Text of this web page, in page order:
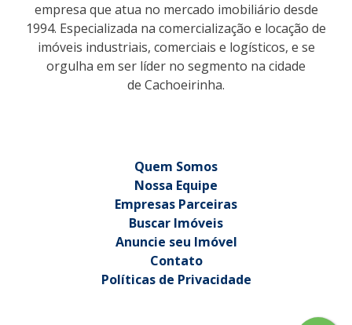
empresa que atua no mercado imobiliário desde
1994. Especializada na comercialização e locação de
imóveis industriais, comerciais e logísticos, e se
orgulha em ser líder no segmento na cidade
de Cachoeirinha.
Quem Somos
Nossa Equipe
Empresas Parceiras
Buscar Imóveis
Anuncie seu Imóvel
Contato
Políticas de Privacidade